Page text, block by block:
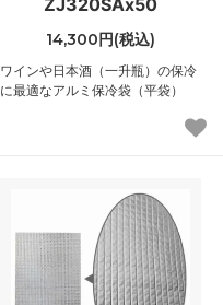
14,300円(税込)
ワインや日本酒（一升瓶）の保冷
に最適なアルミ保冷袋（平袋）